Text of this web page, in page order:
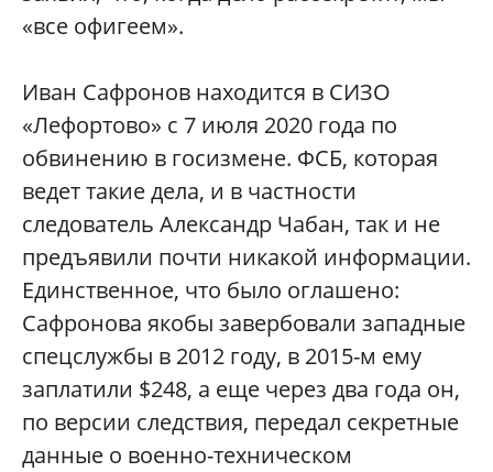
«все офигеем».
Иван Сафронов находится в СИЗО
«Лефортово» с 7 июля 2020 года по
обвинению в госизмене. ФСБ, которая
ведет такие дела, и в частности
следователь Александр Чабан, так и не
предъявили почти никакой информации.
Единственное, что было оглашено:
Сафронова якобы завербовали западные
спецслужбы в 2012 году, в 2015-м ему
заплатили $248, а еще через два года он,
по версии следствия, передал секретные
данные о военно-техническом